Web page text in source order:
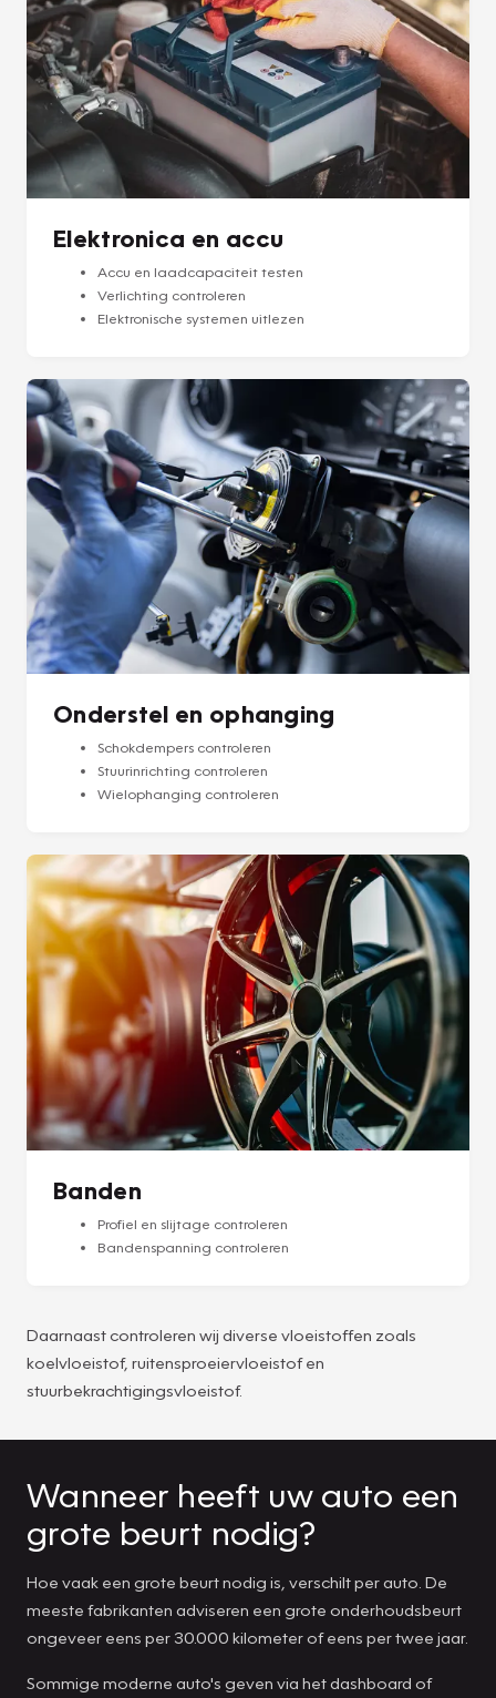
Elektronica en accu
Accu en laadcapaciteit testen
Verlichting controleren
Elektronische systemen uitlezen
Onderstel en ophanging
Schokdempers controleren
Stuurinrichting controleren
Wielophanging controleren
Banden
Profiel en slijtage controleren
Bandenspanning controleren
Daarnaast controleren wij diverse vloeistoffen zoals
koelvloeistof, ruitensproeiervloeistof en
stuurbekrachtigingsvloeistof.
Wanneer heeft uw auto een
grote beurt nodig?
Hoe vaak een grote beurt nodig is, verschilt per auto. De
meeste fabrikanten adviseren een grote onderhoudsbeurt
ongeveer eens per 30.000 kilometer of eens per twee jaar.
Sommige moderne auto's geven via het dashboard of